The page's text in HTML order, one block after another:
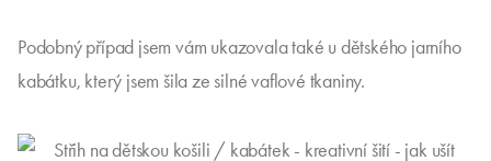
Podobný případ jsem vám ukazovala také u dětského jarního
kabátku, který jsem šila ze silné vaflové tkaniny.